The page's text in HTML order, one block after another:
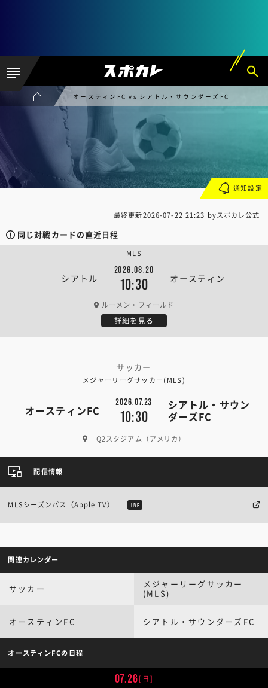
オースティンFC vs シアトル・サウンダーズFC
最終更新2026-07-22 21:23 byスポカレ公式
同じ対戦カードの直近日程
シアトル
2026.08.20
10:30 オースティン
MLS
ルーメン・フィールド
詳細を見る
サッカー
メジャーリーグサッカー(MLS)
オースティンFC
2026.07.23
10:30
シアトル・サウン
ダーズFC
Q2スタジアム（アメリカ）
通知設定
配信情報
MLSシーズンパス（Apple TV） LIVE
関連カレンダー
サッカー
メジャーリーグサッカー
(MLS)
オースティンFC シアトル・サウンダーズFC
オースティンFCの日程
07.26[日]